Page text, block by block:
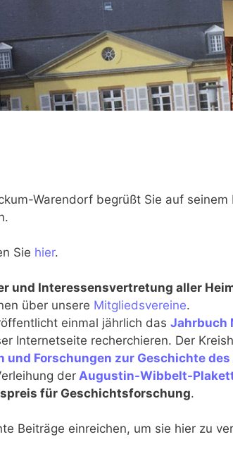
Warendorf begrüßt Sie auf
Sie hier.
und Interessensvertretung aller
über unsere Mitgliedsvereine.
einmal jährlich das Jahrbuch
Internetseite recherchieren. Der
und Forschungen zur Geschichte
der Augustin-Wibbelt-
für Geschichtsforschung.
Beiträge einreichen, um sie hier zu